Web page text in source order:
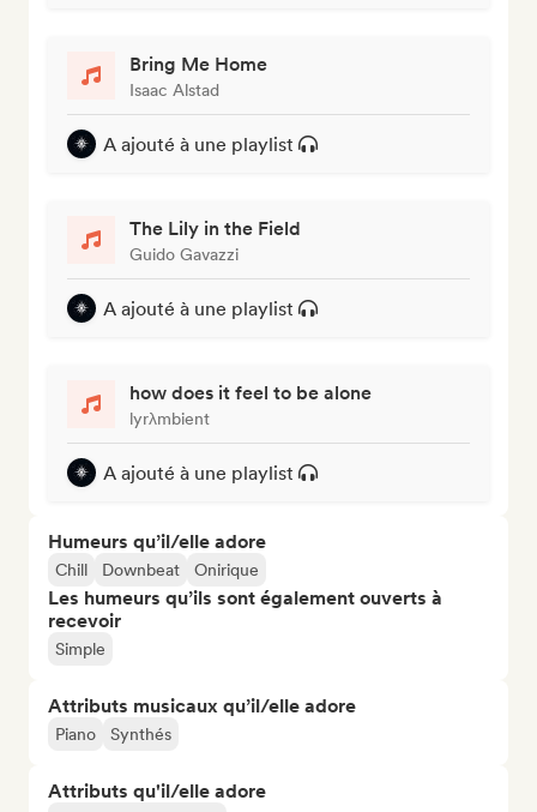
Bring Me Home
Isaac Alstad
A ajouté à une playlist
The Lily in the Field
Guido Gavazzi
A ajouté à une playlist
how does it feel to be alone
lyrλmbient
A ajouté à une playlist
Humeurs qu’il/elle adore
Chill Downbeat Onirique
Les humeurs qu’ils sont également ouverts à
recevoir
Simple
Attributs musicaux qu’il/elle adore
Piano Synthés
Attributs qu'il/elle adore